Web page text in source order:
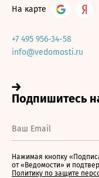
На карте
+7 495 956-34-58
info@vedomosti.ru
Нажимая кнопку
от «Ведомости» и
Политику по защите